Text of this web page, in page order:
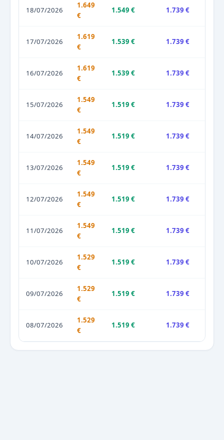
18/07/2026
1.649
€
1.549 € 1.739 €
17/07/2026
1.619
€
1.539 € 1.739 €
16/07/2026
1.619
€
1.539 € 1.739 €
15/07/2026
1.549
€
1.519 € 1.739 €
14/07/2026
1.549
€
1.519 € 1.739 €
13/07/2026
1.549
€
1.519 € 1.739 €
12/07/2026
1.549
€
1.519 € 1.739 €
11/07/2026
1.549
€
1.519 € 1.739 €
10/07/2026
1.529
€
1.519 € 1.739 €
09/07/2026
1.529
€
1.519 € 1.739 €
08/07/2026
1.529
€
1.519 € 1.739 €